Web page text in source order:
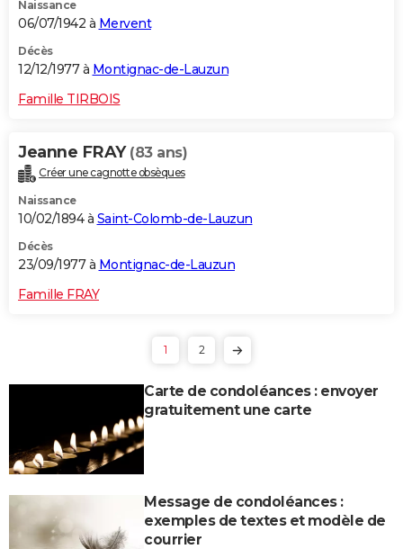
Naissance
06/07/1942 à Mervent
Décès
12/12/1977 à Montignac-de-Lauzun
Famille TIRBOIS
Jeanne FRAY (83 ans)
Créer une cagnotte obsèques
Naissance
10/02/1894 à Saint-Colomb-de-Lauzun
Décès
23/09/1977 à Montignac-de-Lauzun
Famille FRAY
1 2
Carte de condoléances : envoyer
gratuitement une carte
Message de condoléances :
exemples de textes et modèle de
courrier